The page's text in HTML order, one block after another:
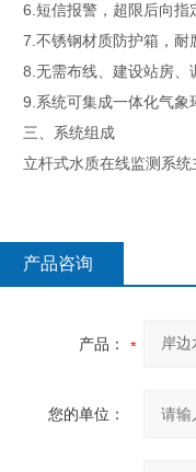
6.短信报警，超限后向指
7.不锈钢材质防护箱，耐
8.无需布线、建设站房、调
9.系统可集成一体化气象
三、系统组成
立杆式水质在线监测系统主
产品咨询
产品：
您的单位：